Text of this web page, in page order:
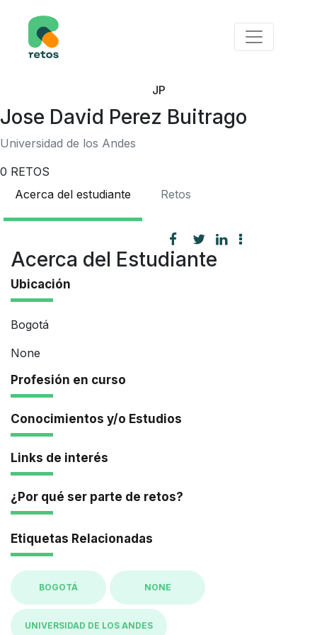
JP
Jose David Perez Buitrago
Universidad de los Andes
0 RETOS
Acerca del estudiante
Retos
Acerca del Estudiante
Ubicación
Bogotá
None
Profesión en curso
Conocimientos y/o Estudios
Links de interés
¿Por qué ser parte de retos?
Etiquetas Relacionadas
BOGOTÁ NONE
UNIVERSIDAD DE LOS ANDES